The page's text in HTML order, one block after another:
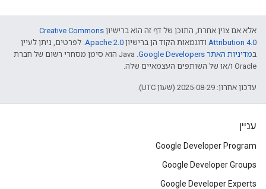
אלא אם צוין אחרת, התוכן של דף זה הוא ברישיון Creative Commons
Attribution 4.0 ודוגמאות הקוד הן ברישיון Apache 2.0. לפרטים, ניתן לעיין
במדיניות האתר Google Developers‏
.‏ Java הוא סימן מסחרי רשום של חברת
Oracle ו/או של השותפים העצמאיים שלה.
עדכון אחרון: 2025-08-29 (שעון UTC).
עניין
Google Developer Program
Google Developer Groups
Google Developer Experts